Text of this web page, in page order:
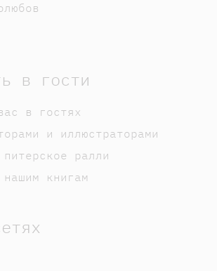
в гости
в гостях
и иллюстраторами
ралли
книгам